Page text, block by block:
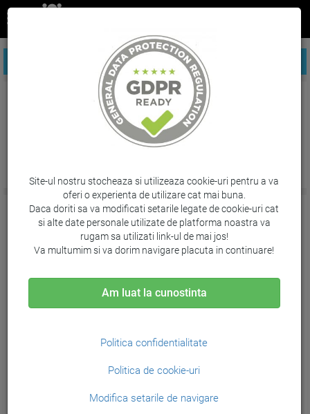
FILTREAZA PRODUSE
Seturi pentru birou
Cod produs:
153,75
Site-ul nostru stocheaza si utilizeaza cookie-uri pentru a va
oferi o experienta de utilizare cat mai buna.
Daca doriti sa va modificati setarile legate de cookie-uri cat
si alte date personale utilizate de platforma noastra va
rugam sa utilizati link-ul de mai jos!
Va multumim si va dorim navigare placuta in continuare!
Am luat la cunostinta
Politica confidentialitate
Politica de cookie-uri
Modifica setarile de navigare